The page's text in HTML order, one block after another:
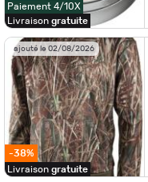
Paiement 4/10X
Livraison gratuite
ajouté le 02/08/2026
-38%
Livraison gratuite